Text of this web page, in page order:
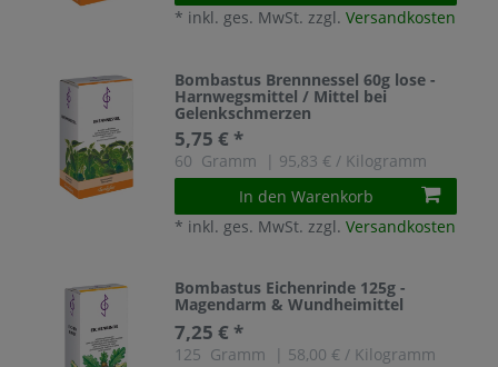
* inkl. ges. MwSt. zzgl.Versandkosten
Bombastus Brennnessel 60g lose -
Harnwegsmittel / Mittel bei
Gelenkschmerzen
5,75 € *
60 Gramm
| 95,83 € / Kilogramm
In den Warenkorb
* inkl. ges. MwSt. zzgl.Versandkosten
Bombastus Eichenrinde 125g -
Magendarm & Wundheimittel
7,25 € *
125 Gramm
| 58,00 € / Kilogramm